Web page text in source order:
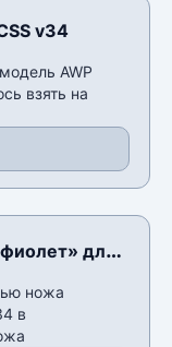
v34
AWP
взять на
для
ножа
в